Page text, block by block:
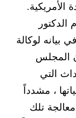
الأمريكية.
الدكتور
بيانه لوكالة
المجلس
التي
، مشدداً
تلك